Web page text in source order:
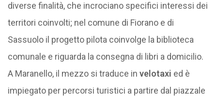
diverse finalità, che incrociano specifici interessi dei
territori coinvolti; nel comune di Fiorano e di
Sassuolo il progetto pilota coinvolge la biblioteca
comunale e riguarda la consegna di libri a domicilio.
A Maranello, il mezzo si traduce in velotaxi ed è
impiegato per percorsi turistici a partire dal piazzale